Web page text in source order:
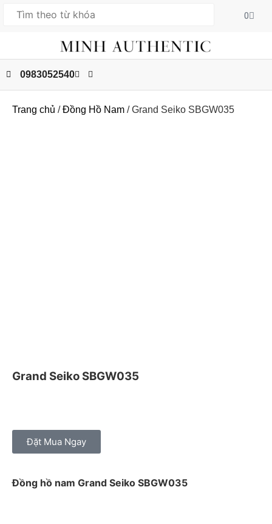
0
0983052540
Trang chủ /Đồng Hồ Nam / Grand Seiko SBGW035
Grand Seiko SBGW035
Đặt Mua Ngay
Đồng hồ nam Grand Seiko SBGW035